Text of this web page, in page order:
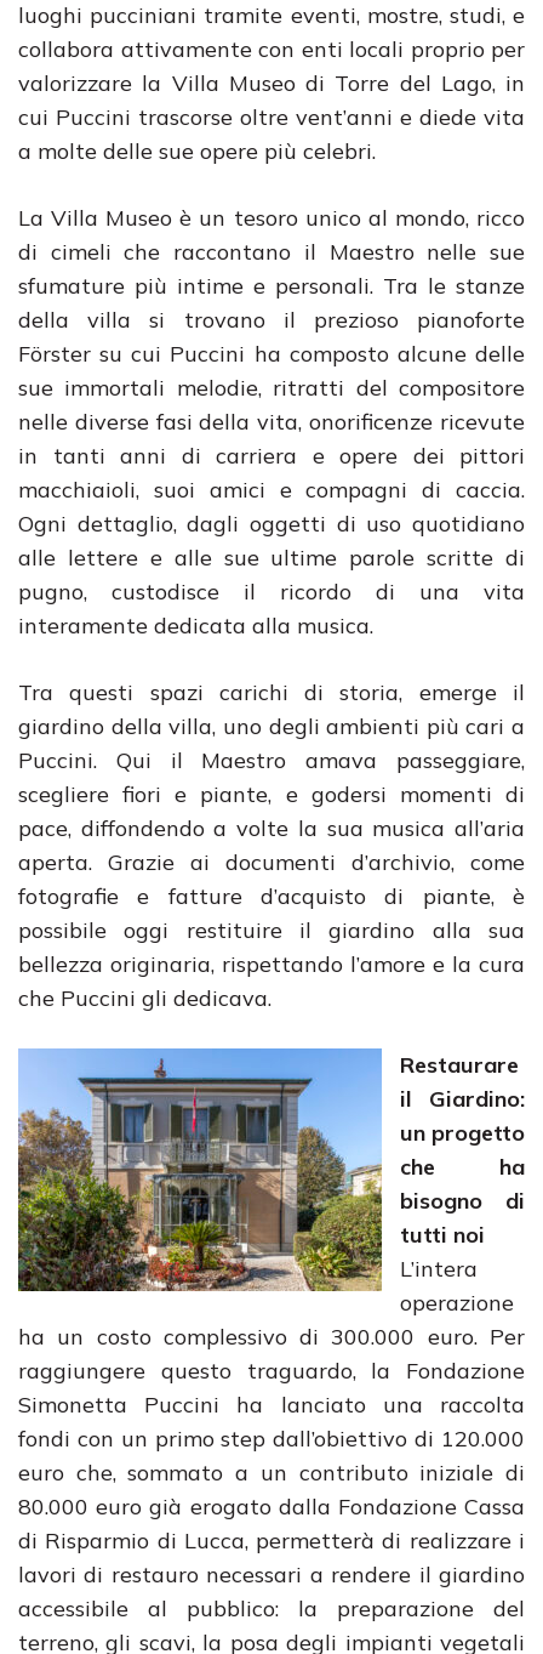
luoghi pucciniani tramite eventi, mostre, studi, e
collabora attivamente con enti locali proprio per
valorizzare la Villa Museo di Torre del Lago, in
cui Puccini trascorse oltre vent’anni e diede vita
a molte delle sue opere più celebri.
La Villa Museo è un tesoro unico al mondo, ricco
di cimeli che raccontano il Maestro nelle sue
sfumature più intime e personali. Tra le stanze
della villa si trovano il prezioso pianoforte
Förster su cui Puccini ha composto alcune delle
sue immortali melodie, ritratti del compositore
nelle diverse fasi della vita, onorificenze ricevute
in tanti anni di carriera e opere dei pittori
macchiaioli, suoi amici e compagni di caccia.
Ogni dettaglio, dagli oggetti di uso quotidiano
alle lettere e alle sue ultime parole scritte di
pugno, custodisce il ricordo di una vita
interamente dedicata alla musica.
Tra questi spazi carichi di storia, emerge il
giardino della villa, uno degli ambienti più cari a
Puccini. Qui il Maestro amava passeggiare,
scegliere fiori e piante, e godersi momenti di
pace, diffondendo a volte la sua musica all’aria
aperta. Grazie ai documenti d’archivio, come
fotografie e fatture d’acquisto di piante, è
possibile oggi restituire il giardino alla sua
bellezza originaria, rispettando l’amore e la cura
che Puccini gli dedicava.
Restaurare
il Giardino:
un progetto
che ha
bisogno di
tutti noi
L’intera
operazione
ha un costo complessivo di 300.000 euro. Per
raggiungere questo traguardo, la Fondazione
Simonetta Puccini ha lanciato una raccolta
fondi con un primo step dall’obiettivo di 120.000
euro che, sommato a un contributo iniziale di
80.000 euro già erogato dalla Fondazione Cassa
di Risparmio di Lucca, permetterà di realizzare i
lavori di restauro necessari a rendere il giardino
accessibile al pubblico: la preparazione del
terreno, gli scavi, la posa degli impianti vegetali